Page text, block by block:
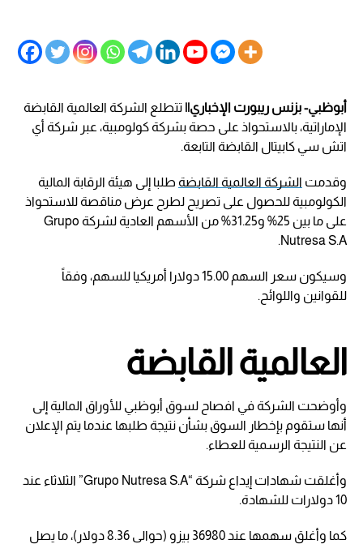
أبوظبي- بزنس ريبورت الإخباري|| تتطلع الشركة العالمية القابضة
الإماراتية، بالاستحواذ على حصة بشركة كولومبية، عبر شركة أي
اتش سي كابيتال القابضة التابعة.
وقدمت الشركة العالمية القابضة طلبا إلى هيئة الرقابة المالية
الكولومبية للحصول على تصريح لطرح عرض مناقصة للاستحواذ
على ما بين 25% و31.25% من الأسهم العادية لشركة Grupo
Nutresa S.A.
وسيكون سعر السهم 15.00 دولارا أمريكيا للسهم، وفقاً
للقوانين واللوائح.
العالمية القابضة
وأوضحت الشركة في افصاح لسوق أبوظبي للأوراق المالية إلى
أنها ستقوم بإخطار السوق بشأن نتيجة طلبها عندما يتم الإعلان
عن النتيجة الرسمية للعطاء.
وأغلقت شهادات إيداع شركة “Grupo Nutresa S.A” الثلاثاء عند
10 دولارات للشهادة.
كما وأغلق سهمها عند 36980 بيزو (حوالي 8.36 دولار)، ما يصل